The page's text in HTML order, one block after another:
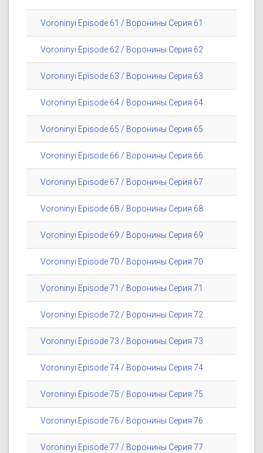
Voroninyi Episode 61 / Воронины Серия 61
Voroninyi Episode 62 / Воронины Серия 62
Voroninyi Episode 63 / Воронины Серия 63
Voroninyi Episode 64 / Воронины Серия 64
Voroninyi Episode 65 / Воронины Серия 65
Voroninyi Episode 66 / Воронины Серия 66
Voroninyi Episode 67 / Воронины Серия 67
Voroninyi Episode 68 / Воронины Серия 68
Voroninyi Episode 69 / Воронины Серия 69
Voroninyi Episode 70 / Воронины Серия 70
Voroninyi Episode 71 / Воронины Серия 71
Voroninyi Episode 72 / Воронины Серия 72
Voroninyi Episode 73 / Воронины Серия 73
Voroninyi Episode 74 / Воронины Серия 74
Voroninyi Episode 75 / Воронины Серия 75
Voroninyi Episode 76 / Воронины Серия 76
Voroninyi Episode 77 / Воронины Серия 77